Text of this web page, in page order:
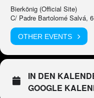
Bierkönig (Official Site)
C/ Padre Bartolomé Salvá,
OTHER EVENTS
IN DEN
GOOGLE